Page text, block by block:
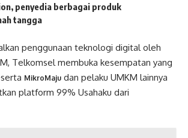
, penyedia berbagai produk
tangga
penggunaan teknologi digital oleh
Telkomsel membuka kesempatan yang
MikroMaju dan pelaku UMKM lainnya
platform 99% Usahaku dari